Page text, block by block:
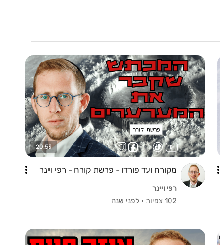
20:53
מקורח ועד פורדו - פרשת קורח - רפי ויינר
רפי ויינר
102 צפיות
· לפני שנה